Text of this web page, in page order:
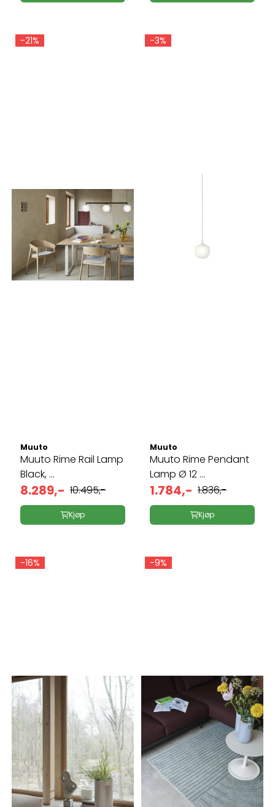
-21%
Muuto
Muuto Rime Rail Lamp
Black, ...
8.289,- 10.495,-
Kjøp
-3%
Muuto
Muuto Rime Pendant
Lamp Ø 12 ...
1.784,- 1.836,-
Kjøp
-16% -9%